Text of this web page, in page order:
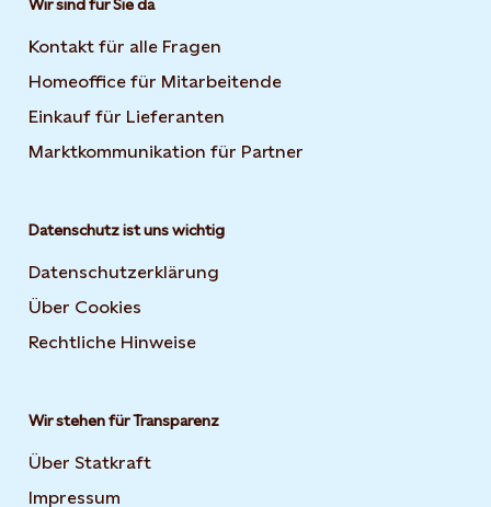
Wir sind für Sie da
Kontakt für alle Fragen
Homeoffice für Mitarbeitende
Einkauf für Lieferanten
Marktkommunikation für Partner
Datenschutz ist uns wichtig
Datenschutzerklärung
Über Cookies
Rechtliche Hinweise
Wir stehen für Transparenz
Über Statkraft
Impressum